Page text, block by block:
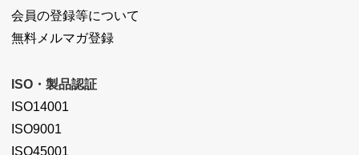
会員の登録等について
無料メルマガ登録
ISO・製品認証
ISO14001
ISO9001
ISO45001